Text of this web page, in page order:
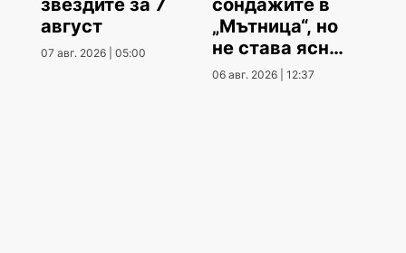
август
07 авг. 2026 | 05:00
„Мътница“, но
не става ясно
кога
06 авг. 2026 | 12:37